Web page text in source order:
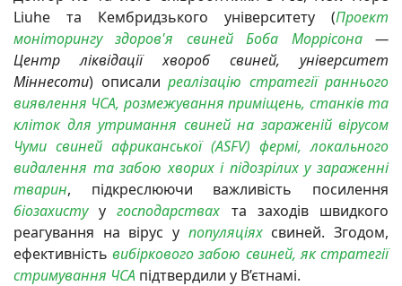
Liuhe та Кембридзького університету (Проект
моніторингу здоров'я свиней Боба Моррісона—
Центр ліквідації хвороб свиней, університет
Міннесоти) описали реалізацію стратегії раннього
виявлення ЧСА, розмежування приміщень, станків та
кліток для утримання свиней на зараженій вірусом
Чуми свиней африканської (ASFV) фермі, локального
видалення та забою хворих і підозрілих у зараженні
тварин, підкреслюючи важливість посилення
біозахистуугосподарствах та заходів швидкого
реагування на вірус у популяціяхсвиней. Згодом,
ефективністьвибіркового забою свиней, як стратегії
стримування ЧСА підтвердили у В’єтнамі.